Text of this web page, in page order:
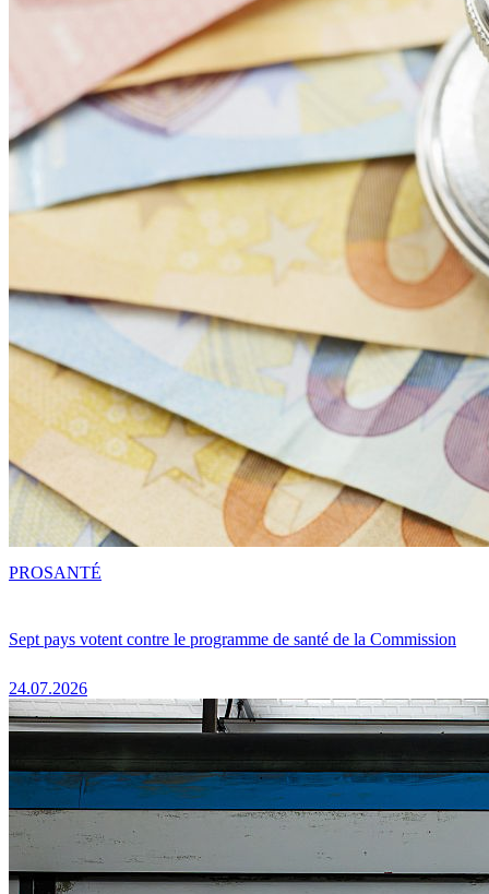
Sept pays votent contre le programme de santé de la Commission
24.07.2026
PROSANTÉ